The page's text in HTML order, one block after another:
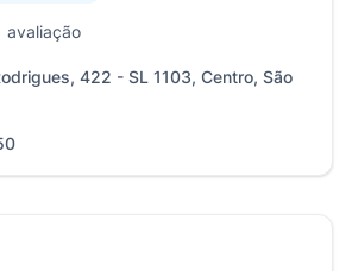
avaliação
422 - SL 1103, Centro, São